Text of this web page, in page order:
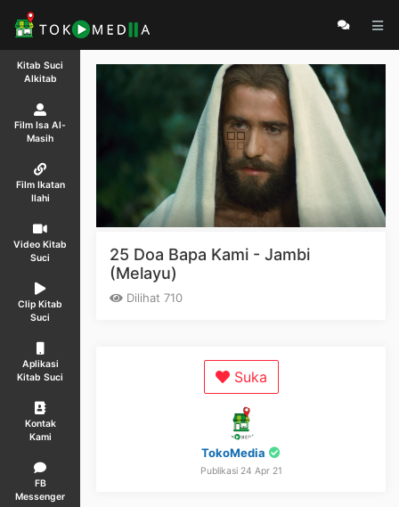
Kitab Suci
Alkitab
Film Isa Al-
Masih
Film Ikatan
Ilahi
Video Kitab
Suci
Clip Kitab
Suci
Aplikasi
Kitab Suci
Kontak
Kami
FB
Messenger
25 Doa Bapa Kami - Jambi
(Melayu)
Dilihat 710
Suka
TokoMedia
Publikasi 24 Apr 21